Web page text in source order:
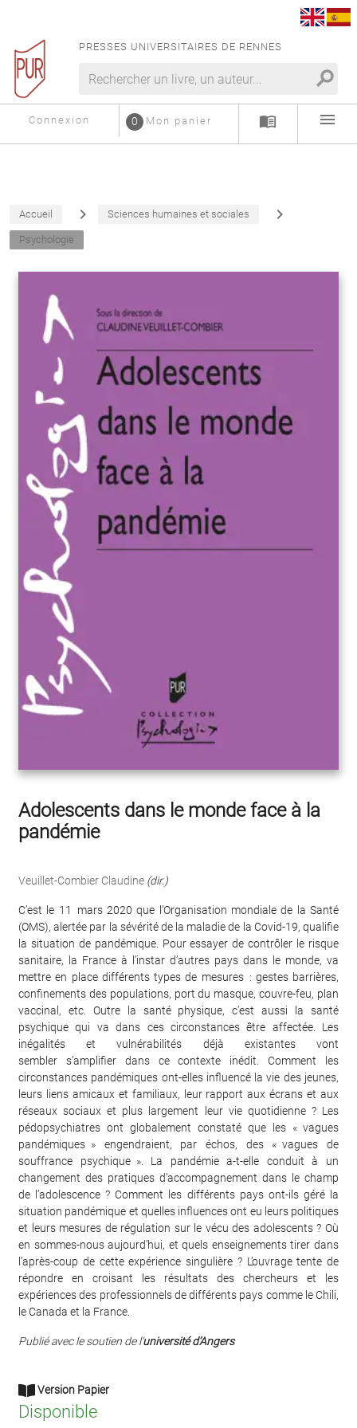
PRESSES UNIVERSITAIRES DE RENNES
search
Connexion Mon panier
0 menu_book menu
Accueil navigate_next Sciences humaines et sociales navigate_next
Psychologie
Adolescents dans le monde face à la
pandémie
Veuillet-Combier Claudine (dir.)
C’est le 11 mars 2020 que l’Organisation mondiale de la Santé
(OMS), alertée par la sévérité de la maladie de la Covid-19, qualifie
la situation de pandémique. Pour essayer de contrôler le risque
sanitaire, la France à l’instar d’autres pays dans le monde, va
mettre en place différents types de mesures : gestes barrières,
confinements des populations, port du masque, couvre-feu, plan
vaccinal, etc. Outre la santé physique, c’est aussi la santé
psychique qui va dans ces circonstances être affectée. Les
inégalités et vulnérabilités déjà existantes vont
sembler s’amplifier dans ce contexte inédit. Comment les
circonstances pandémiques ont-elles influencé la vie des jeunes,
leurs liens amicaux et familiaux, leur rapport aux écrans et aux
réseaux sociaux et plus largement leur vie quotidienne ? Les
pédopsychiatres ont globalement constaté que les « vagues
pandémiques » engendraient, par échos, des « vagues de
souffrance psychique ». La pandémie a-t-elle conduit à un
changement des pratiques d’accompagnement dans le champ
de l’adolescence ? Comment les différents pays ont-ils géré la
situation pandémique et quelles influences ont eu leurs politiques
et leurs mesures de régulation sur le vécu des adolescents ? Où
en sommes-nous aujourd’hui, et quels enseignements tirer dans
l’après-coup de cette expérience singulière ? L’ouvrage tente de
répondre en croisant les résultats des chercheurs et les
expériences des professionnels de différents pays comme le Chili,
le Canada et la France.
Publié avec le soutien de l’université d’Angers
Version Papier
Disponible